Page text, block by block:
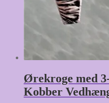
Ørekroge med
Kobber